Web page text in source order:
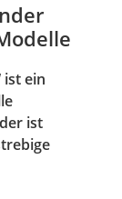
ist ein
ist